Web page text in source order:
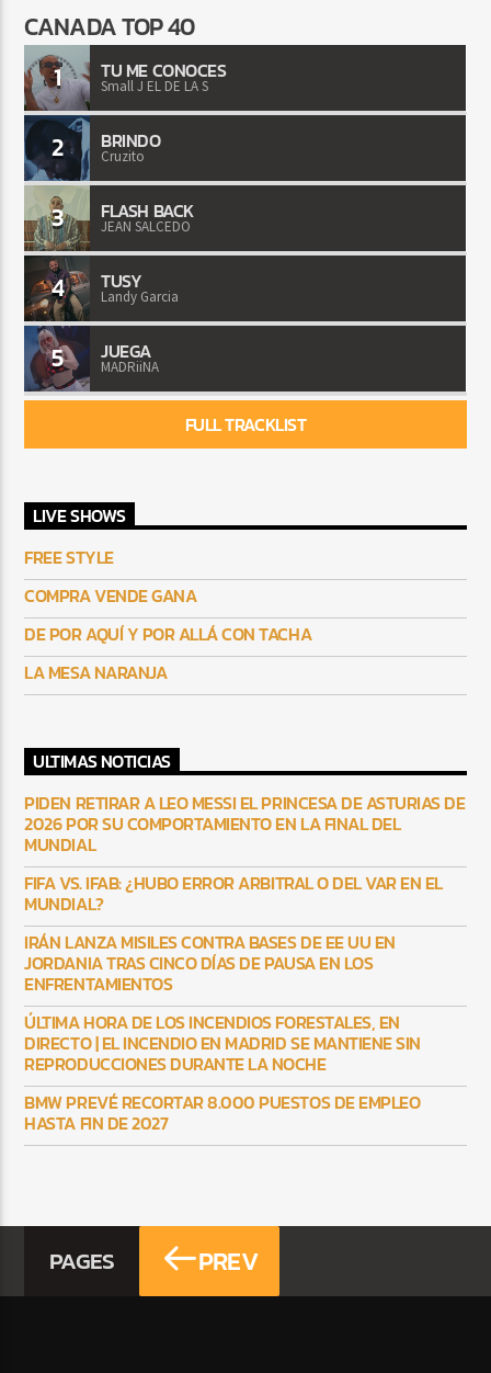
CANADA TOP 40
1 TU ME CONOCES
Small J EL DE LA S
2 BRINDO
Cruzito
3 FLASH BACK
JEAN SALCEDO
4 TUSY
Landy Garcia
5 JUEGA
MADRiiNA
FULL TRACKLIST
LIVE SHOWS
FREE STYLE
COMPRA VENDE GANA
DE POR AQUÍ Y POR ALLÁ CON TACHA
LA MESA NARANJA
ULTIMAS NOTICIAS
PIDEN RETIRAR A LEO MESSI EL PRINCESA DE ASTURIAS DE
2026 POR SU COMPORTAMIENTO EN LA FINAL DEL
MUNDIAL
FIFA VS. IFAB: ¿HUBO ERROR ARBITRAL O DEL VAR EN EL
MUNDIAL?
IRÁN LANZA MISILES CONTRA BASES DE EE UU EN
JORDANIA TRAS CINCO DÍAS DE PAUSA EN LOS
ENFRENTAMIENTOS
ÚLTIMA HORA DE LOS INCENDIOS FORESTALES, EN
DIRECTO | EL INCENDIO EN MADRID SE MANTIENE SIN
REPRODUCCIONES DURANTE LA NOCHE
BMW PREVÉ RECORTAR 8.000 PUESTOS DE EMPLEO
HASTA FIN DE 2027
PAGES PREV